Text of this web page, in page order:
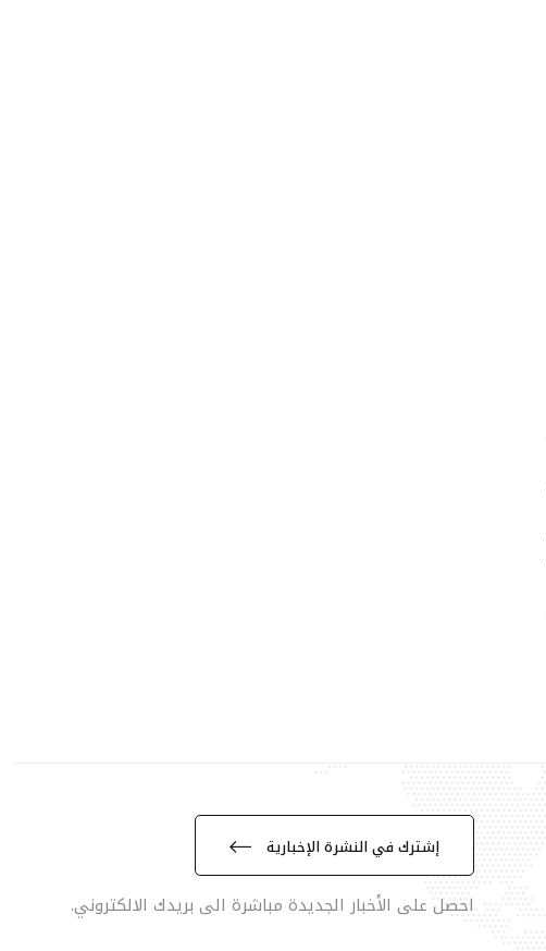
إشترك في النشرة الإخبارية
احصل على الأخبار الجديدة مباشرة الى بريدك الالكتروني.